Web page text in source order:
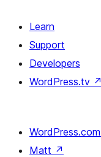
Learn
Support
Developers
WordPress.tv ↗
WordPress.com
Matt ↗